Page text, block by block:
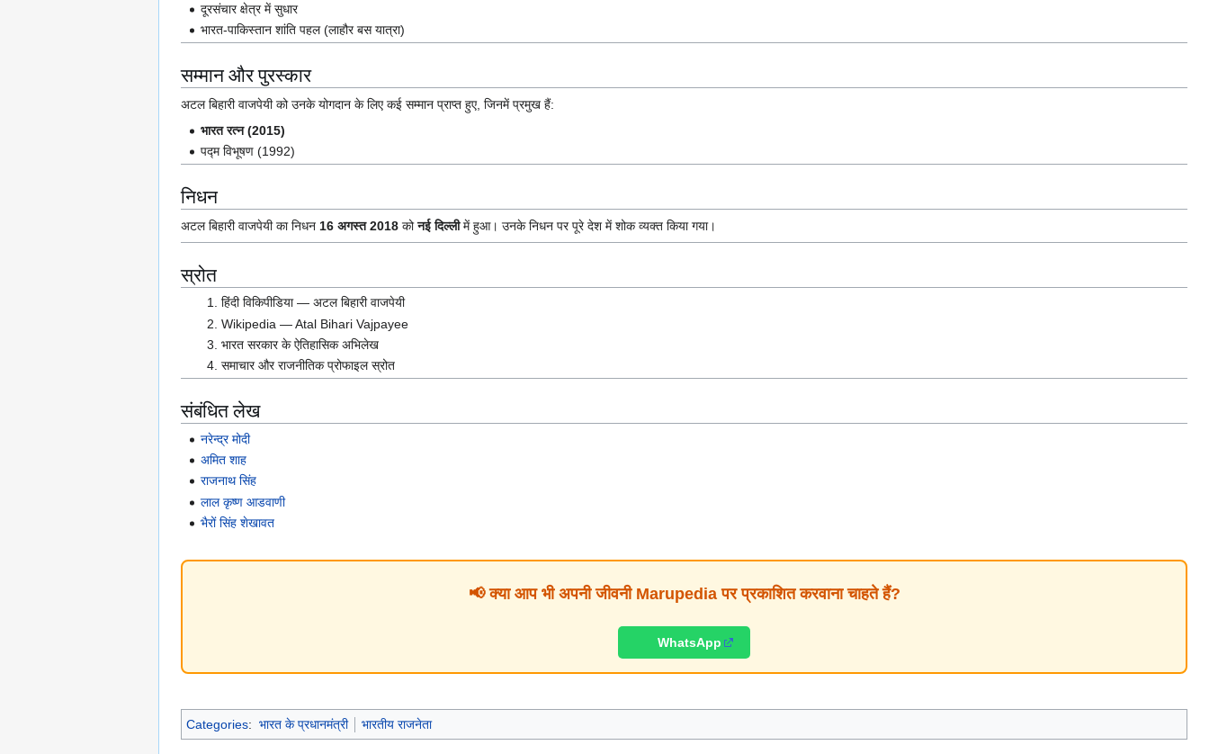
दूरसंचार क्षेत्र में सुधार
भारत-पाकिस्तान शांति पहल (लाहौर बस यात्रा)
सम्मान और पुरस्कार
अटल बिहारी वाजपेयी को उनके योगदान के लिए कई सम्मान प्राप्त हुए, जिनमें प्रमुख हैं:
भारत रत्न (2015)
पद्म विभूषण (1992)
निधन
अटल बिहारी वाजपेयी का निधन 16 अगस्त 2018 कोनई दिल्लीमें हुआ। उनके निधन पर पूरे देश में शोक व्यक्त किया गया।
स्रोत
हिंदी विकिपीडिया — अटल बिहारी वाजपेयी
Wikipedia — Atal Bihari Vajpayee
भारत सरकार के ऐतिहासिक अभिलेख
समाचार और राजनीतिक प्रोफाइल स्रोत
संबंधित लेख
नरेन्द्र मोदी
अमित शाह
राजनाथ सिंह
लाल कृष्ण आडवाणी
भैरों सिंह शेखावत
📢 क्या आप भी अपनी जीवनी Marupedia पर प्रकाशित करवाना चाहते हैं?
WhatsApp
Categories: भारत के प्रधानमंत्री भारतीय राजनेता